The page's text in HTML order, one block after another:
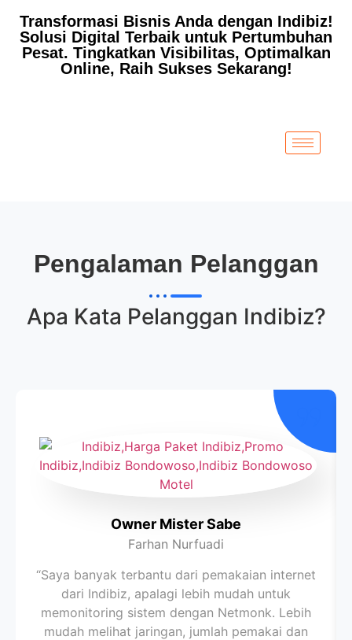
Transformasi Bisnis Anda dengan Indibiz!
Solusi Digital Terbaik untuk Pertumbuhan
Pesat. Tingkatkan Visibilitas, Optimalkan
Online, Raih Sukses Sekarang!
Pengalaman Pelanggan
Apa Kata Pelanggan Indibiz?
Owner Mister Sabe
Farhan Nurfuadi
“Saya banyak terbantu dari pemakaian internet
dari Indibiz, apalagi lebih mudah untuk
memonitoring sistem dengan Netmonk. Lebih
mudah melihat jaringan, jumlah pemakai dan